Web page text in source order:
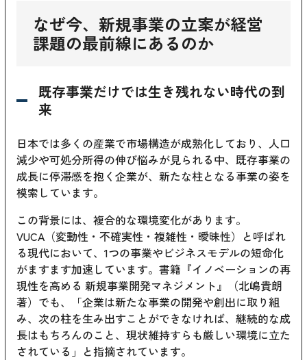
なぜ今、新規事業の立案が経営
課題の最前線にあるのか
既存事業だけでは生き残れない時代の到
来
日本では多くの産業で市場構造が成熟化しており、人口
減少や可処分所得の伸び悩みが見られる中、既存事業の
成長に停滞感を抱く企業が、新たな柱となる事業の姿を
模索しています。
この背景には、複合的な環境変化があります。
VUCA（変動性・不確実性・複雑性・曖昧性）と呼ばれ
る現代において、1つの事業やビジネスモデルの短命化
がますます加速しています。書籍『イノベーションの再
現性を高める 新規事業開発マネジメント』（北嶋貴朗
著）でも、「企業は新たな事業の開発や創出に取り組
み、次の柱を生み出すことができなければ、継続的な成
長はもちろんのこと、現状維持すらも厳しい環境に立た
されている」と指摘されています。